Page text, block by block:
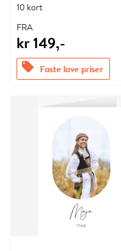
10 kort
FRA
kr 149,-
offers Faste lave priser